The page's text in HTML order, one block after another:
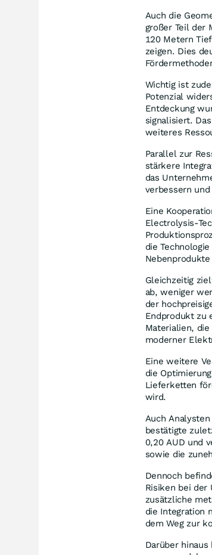
Auch die
großer Teil der
120 Metern
zeigen. Dies
Wichtig ist
Potenzial
Entdeckung
signalisiert.
weiteres
Parallel zur
stärkere
das
verbessern
Eine
Electrolysis-
die
Gleichzeitig
ab, weniger
der
Endprodukt zu
Materialien,
moderner
Eine weitere
die
Lieferketten
wird.
Auch
bestätigte
0,20 AUD und
sowie die
Dennoch
Risiken bei der
zusätzliche
die Integration
dem Weg zur
Darüber